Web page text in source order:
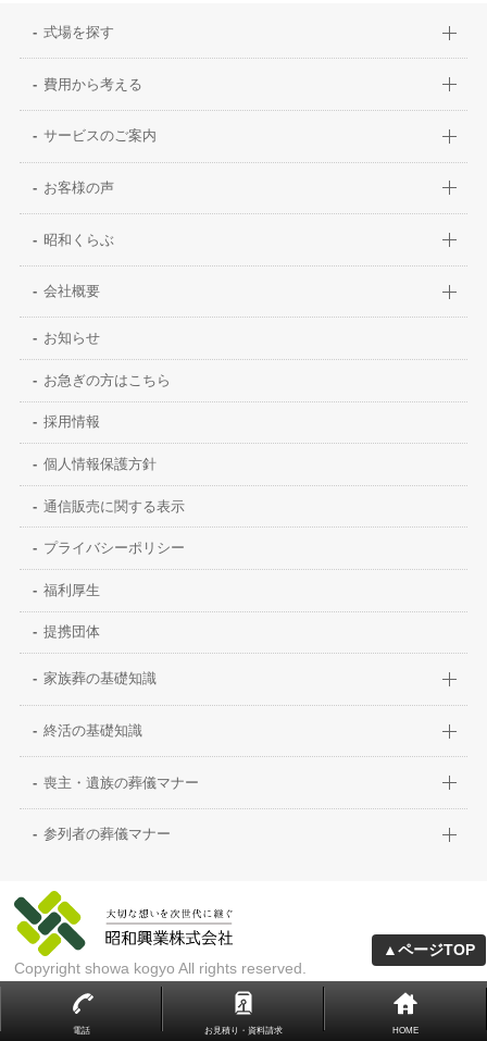
▲ページTOP
式場を探す
費用から考える
サービスのご案内
お客様の声
昭和くらぶ
会社概要
お知らせ
お急ぎの方はこちら
採用情報
個人情報保護方針
通信販売に関する表示
プライバシーポリシー
福利厚生
提携団体
家族葬の基礎知識
終活の基礎知識
喪主・遺族の葬儀マナー
参列者の葬儀マナー
Copyright showa kogyo All rights reserved.
電話 お見積り・資料請求 HOME